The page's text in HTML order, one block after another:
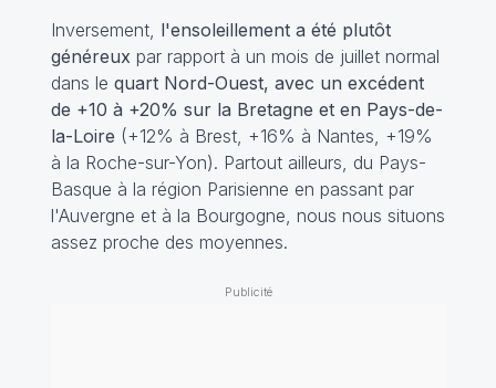
Inversement, l'ensoleillement a été plutôt
généreuxpar rapport à un mois de juillet normal
dans le quart Nord-Ouest, avec un excédent
de +10 à +20% sur la Bretagne et en Pays-de-
la-Loire (+12% à Brest, +16% à Nantes, +19%
à la Roche-sur-Yon). Partout ailleurs, du Pays-
Basque à la région Parisienne en passant par
l'Auvergne et à la Bourgogne, nous nous situons
assez proche des moyennes.